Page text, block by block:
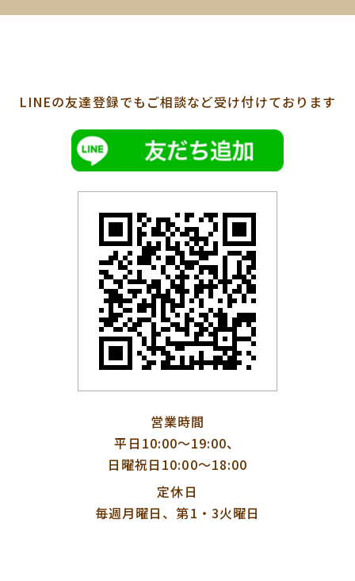
LINEの友達登録でも ご相談など受け付けております
営業時間
平日10:00〜19:00、
日曜祝日10:00〜18:00
定休日
毎週月曜日、第1・3火曜日